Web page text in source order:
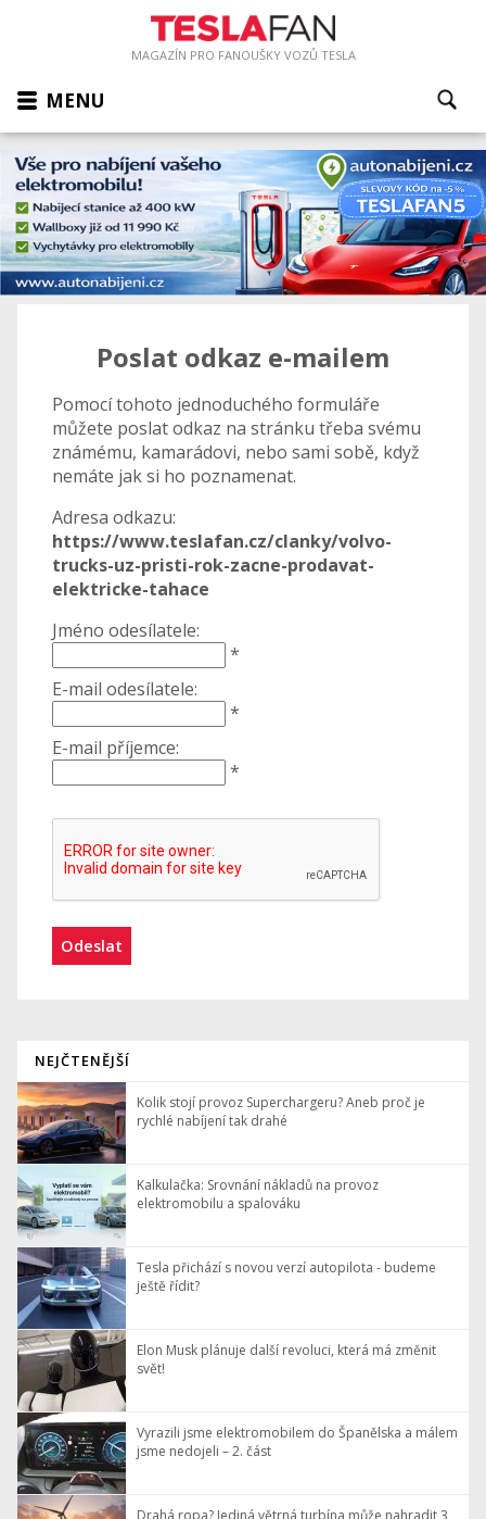
MAGAZÍN PRO FANOUŠKY VOZŮ TESLA
MENU
Poslat odkaz e-mailem
Pomocí tohoto jednoduchého formuláře
můžete poslat odkaz na stránku třeba svému
známému, kamarádovi, nebo sami sobě, když
nemáte jak si ho poznamenat.
Adresa odkazu:
https://www.teslafan.cz/clanky/volvo-
trucks-uz-pristi-rok-zacne-prodavat-
elektricke-tahace
Jméno odesílatele:
*
E-mail odesílatele:
*
E-mail příjemce:
*
Odeslat
NEJČTENĚJŠÍ
Kolik stojí provoz Superchargeru? Aneb proč je
rychlé nabíjení tak drahé
Kalkulačka: Srovnání nákladů na provoz
elektromobilu a spalováku
Tesla přichází s novou verzí autopilota - budeme
ještě řídit?
Elon Musk plánuje další revoluci, která má změnit
svět!
Vyrazili jsme elektromobilem do Španělska a málem
jsme nedojeli – 2. část
Drahá ropa? Jediná větrná turbína může nahradit 3